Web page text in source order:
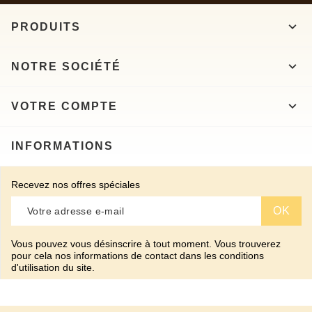
PRODUITS 
NOTRE SOCIÉTÉ 
VOTRE COMPTE 
INFORMATIONS
Recevez nos offres spéciales
Vous pouvez vous désinscrire à tout moment. Vous trouverez
pour cela nos informations de contact dans les conditions
d'utilisation du site.